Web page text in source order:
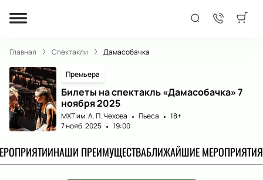
Главная Спектакли Дамасобачка
Премьера
Билеты на спектакль «Дамасобачка» 7
ноября 2025
МХТ им. А. П. Чехова Пьеса
18+
7 нояб. 2025
19:00
НАШИ ПРЕИМУЩЕСТВАБЛИЖАЙШИЕ МЕРОПРИЯТИЯ